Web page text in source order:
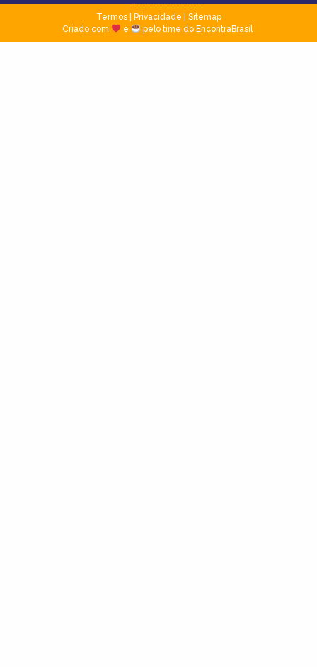
Termos| Privacidade
Sitemap
Criado com
e pelo time do EncontraBrasil